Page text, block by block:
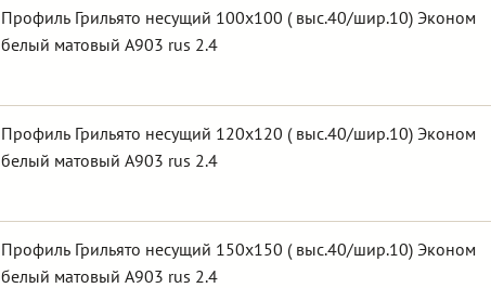
Профиль Грильято несущий 100х100 ( выс.40/шир.10) Эконом
белый матовый А903 rus 2.4
Профиль Грильято несущий 120х120 ( выс.40/шир.10) Эконом
белый матовый А903 rus 2.4
Профиль Грильято несущий 150х150 ( выс.40/шир.10) Эконом
белый матовый А903 rus 2.4